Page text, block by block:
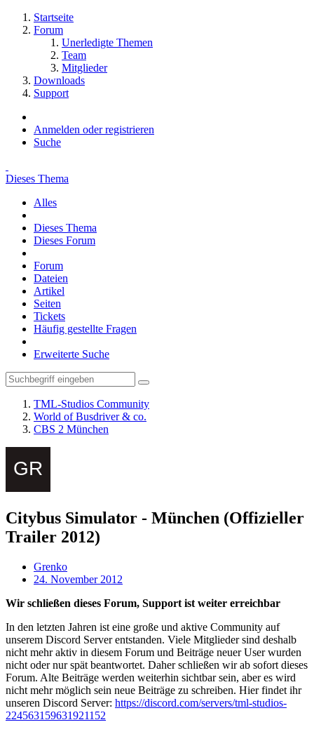
Startseite
Forum
Unerledigte Themen
Team
Mitglieder
Downloads
Support
Anmelden oder registrieren
Suche
Dieses Thema
Alles
Dieses Thema
Dieses Forum
Forum
Dateien
Artikel
Seiten
Tickets
Häufig gestellte Fragen
Erweiterte Suche
TML-Studios Community
World of Busdriver & co.
CBS 2 München
Citybus Simulator - München (Offizieller
Trailer 2012)
Grenko
24. November 2012
Wir schließen dieses Forum, Support ist weiter erreichbar
In den letzten Jahren ist eine große und aktive Community auf
unserem Discord Server entstanden. Viele Mitglieder sind deshalb
nicht mehr aktiv in diesem Forum und Beiträge neuer User wurden
nicht oder nur spät beantwortet. Daher schließen wir ab sofort dieses
Forum. Alte Beiträge werden weiterhin sichtbar sein, aber es wird
nicht mehr möglich sein neue Beiträge zu schreiben. Hier findet ihr
unseren Discord Server: https://discord.com/servers/tml-studios-
224563159631921152